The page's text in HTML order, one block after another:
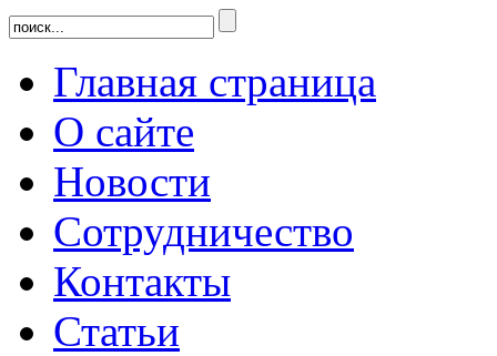
Главная страница
О сайте
Новости
Сотрудничество
Контакты
Статьи